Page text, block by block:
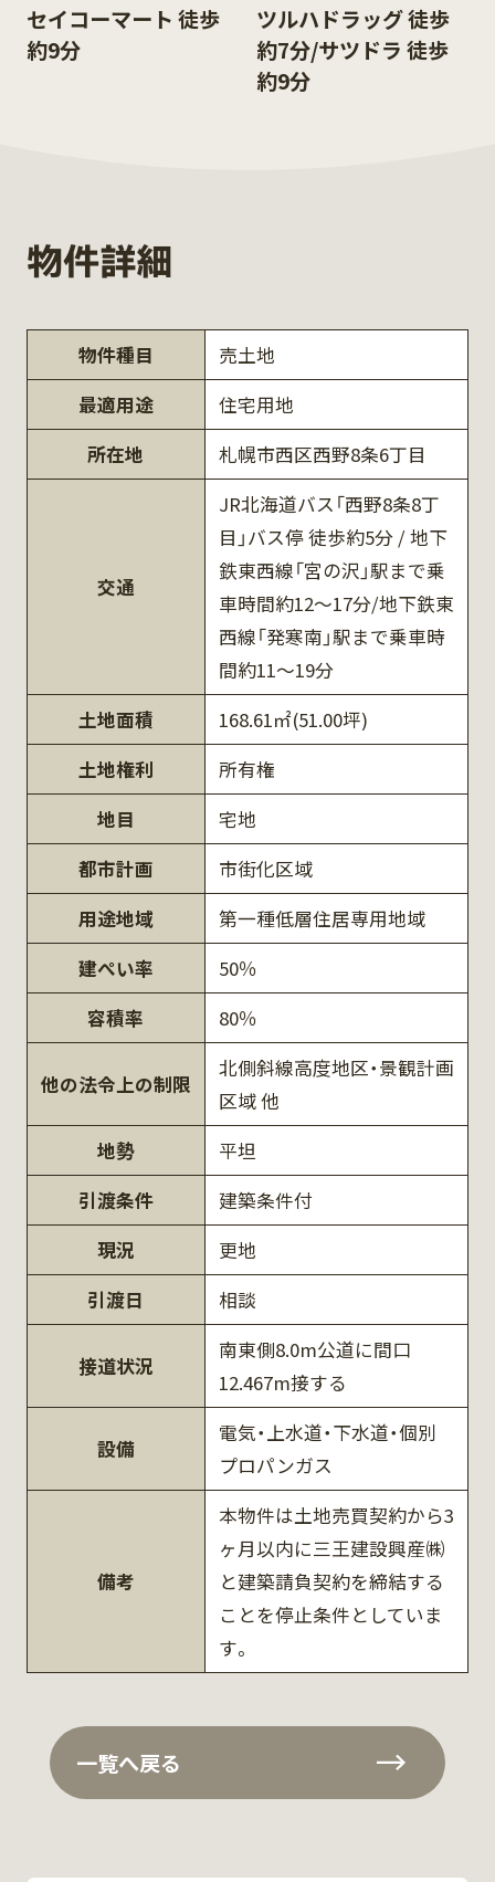
セイコーマート 徒歩
約9分
ツルハドラッグ 徒歩
約7分/サツドラ 徒歩
約9分
物件詳細
物件種目
売土地
最適用途
住宅用地
所在地
札幌市西区西野8条6丁目
交通
JR北海道バス「西野8条8丁
目」バス停 徒歩約5分 / 地下
鉄東西線「宮の沢」駅まで乗
車時間約12～17分/地下鉄東
西線「発寒南」駅まで乗車時
間約11～19分
土地面積
168.61㎡(51.00坪)
土地権利
所有権
地目
宅地
都市計画
市街化区域
用途地域
第一種低層住居専用地域
建ぺい率
50％
容積率
80％
他の法令上の制限
北側斜線高度地区・景観計画
区域 他
地勢
平坦
引渡条件
建築条件付
現況
更地
引渡日
相談
接道状況
南東側8.0m公道に間口
12.467m接する
設備
電気・上水道・下水道・個別
プロパンガス
備考
本物件は土地売買契約から3
ヶ月以内に三王建設興産㈱
と建築請負契約を締結する
ことを停止条件としていま
す。
一覧へ戻る